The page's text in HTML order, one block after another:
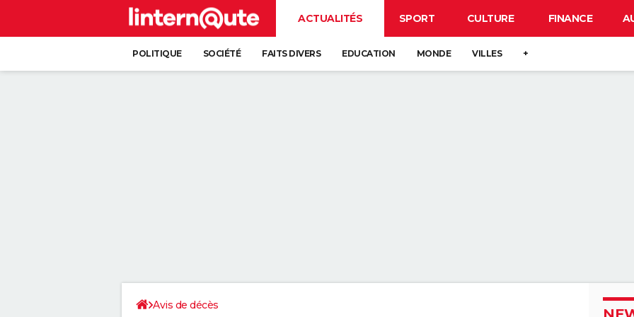
ACTUALITÉS SPORT CULTURE FINANCE
POLITIQUE SOCIÉTÉ FAITS DIVERS EDUCATION MONDE VILLES +
Avis de décès